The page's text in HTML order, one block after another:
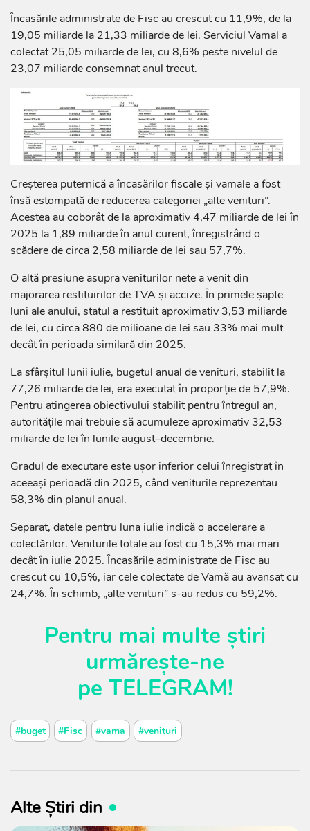
Încasările administrate de Fisc au crescut cu 11,9%, de la
19,05 miliarde la 21,33 miliarde de lei. Serviciul Vamal a
colectat 25,05 miliarde de lei, cu 8,6% peste nivelul de
23,07 miliarde consemnat anul trecut.
Creșterea puternică a încasărilor fiscale și vamale a fost
însă estompată de reducerea categoriei „alte venituri”.
Acestea au coborât de la aproximativ 4,47 miliarde de lei în
2025 la 1,89 miliarde în anul curent, înregistrând o
scădere de circa 2,58 miliarde de lei sau 57,7%.
O altă presiune asupra veniturilor nete a venit din
majorarea restituirilor de TVA și accize. În primele șapte
luni ale anului, statul a restituit aproximativ 3,53 miliarde
de lei, cu circa 880 de milioane de lei sau 33% mai mult
decât în perioada similară din 2025.
La sfârșitul lunii iulie, bugetul anual de venituri, stabilit la
77,26 miliarde de lei, era executat în proporție de 57,9%.
Pentru atingerea obiectivului stabilit pentru întregul an,
autoritățile mai trebuie să acumuleze aproximativ 32,53
miliarde de lei în lunile august–decembrie.
Gradul de executare este ușor inferior celui înregistrat în
aceeași perioadă din 2025, când veniturile reprezentau
58,3% din planul anual.
Separat, datele pentru luna iulie indică o accelerare a
colectărilor. Veniturile totale au fost cu 15,3% mai mari
decât în iulie 2025. Încasările administrate de Fisc au
crescut cu 10,5%, iar cele colectate de Vamă au avansat cu
24,7%. În schimb, „alte venituri” s-au redus cu 59,2%.
Pentru mai multe știri
urmărește-ne
pe TELEGRAM!
#buget #Fisc #vama #venituri
Alte Știri din